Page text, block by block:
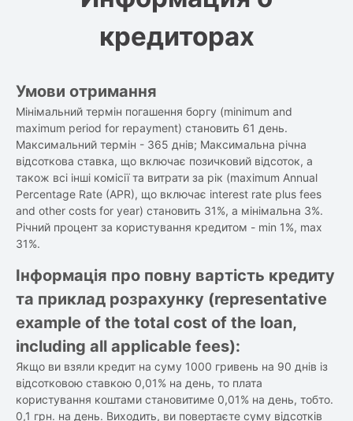
кредиторах
Умови отримання
Мінімальний термін погашення боргу (minimum and
maximum period for repayment) становить 61 день.
Максимальний термін - 365 днів; Максимальна річна
відсоткова ставка, що включає позичковий відсоток, а
також всі інші комісії та витрати за рік (maximum Annual
Percentage Rate (APR), що включає interest rate plus fees
and other costs for year) становить 31%, а мінімальна 3%.
Річний процент за користування кредитом - min 1%, max
31%.
Інформація про повну вартість кредиту
та приклад розрахунку (representative
example of the total cost of the loan,
including all applicable fees):
Якщо ви взяли кредит на суму 1000 гривень на 90 днів із
відсотковою ставкою 0,01% на день, то плата
користування коштами становитиме 0,01% на день, тобто.
0,1 грн. на день. Виходить, ви повертаєте суму відсотків